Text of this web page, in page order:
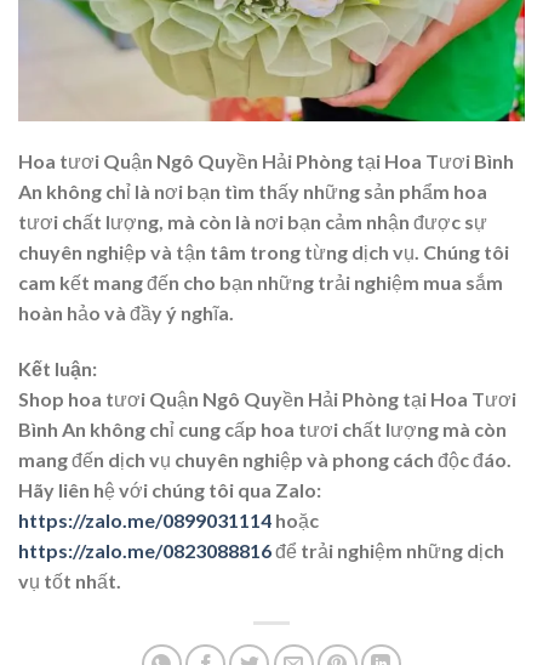
Hoa tươi Quận Ngô Quyền Hải Phòng tại Hoa Tươi Bình
An không chỉ là nơi bạn tìm thấy những sản phẩm hoa
tươi chất lượng, mà còn là nơi bạn cảm nhận được sự
chuyên nghiệp và tận tâm trong từng dịch vụ. Chúng tôi
cam kết mang đến cho bạn những trải nghiệm mua sắm
hoàn hảo và đầy ý nghĩa.
Kết luận:
Shop hoa tươi Quận Ngô Quyền Hải Phòng tại Hoa Tươi
Bình An không chỉ cung cấp hoa tươi chất lượng mà còn
mang đến dịch vụ chuyên nghiệp và phong cách độc đáo.
Hãy liên hệ với chúng tôi qua Zalo:
https://zalo.me/0899031114 hoặc
https://zalo.me/0823088816để trải nghiệm những dịch
vụ tốt nhất.